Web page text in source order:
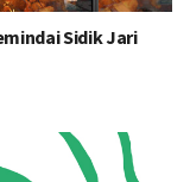
Sidik Jari